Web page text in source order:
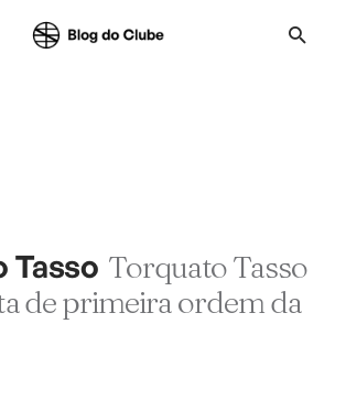
Tasso Torquato Tasso
de primeira ordem da